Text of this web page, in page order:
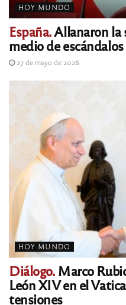
HOY MUNDO
España.Allanaron la
medio de
27 de mayo de 2026
HOY MUNDO
Diálogo.Marco
León XIV en el
tensiones